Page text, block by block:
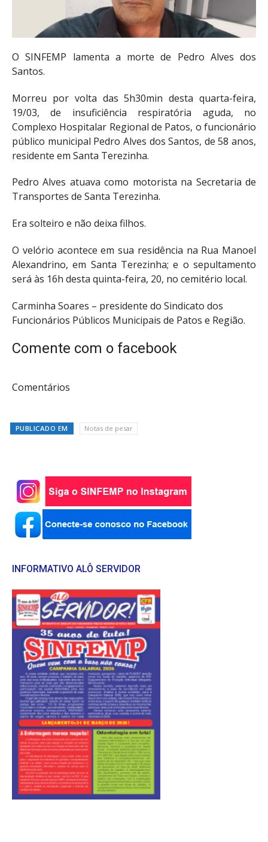
O SINFEMP lamenta a morte de Pedro Alves dos
Santos.
Morreu por volta das 5h30min desta quarta-feira,
19/03, de insuficiência respiratória aguda, no
Complexo Hospitalar Regional de Patos, o funcionário
público municipal Pedro Alves dos Santos, de 58 anos,
residente em Santa Terezinha.
Pedro Alves atuava como motorista na Secretaria de
Transportes de Santa Terezinha.
Era solteiro e não deixa filhos.
O velório acontece em sua residência na Rua Manoel
Alexandrino, em Santa Terezinha; e o sepultamento
será às 16h desta quinta-feira, 20, no cemitério local.
Carminha Soares – presidente do Sindicato dos
Funcionários Públicos Municipais de Patos e Região.
Comente com o facebook
Comentários
PUBLICADO EM Notas de pesar
INFORMATIVO ALÔ SERVIDOR